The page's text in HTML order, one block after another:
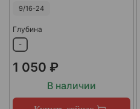
9/16-24
Глубина
-
1 050 ₽
В наличии